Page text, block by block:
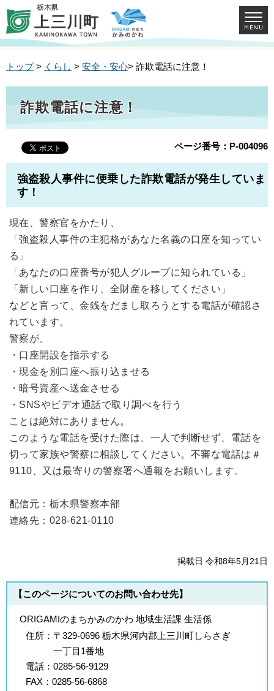
トップ> くらし > 安全・安心> 詐欺電話に注意！
詐欺電話に注意！
ページ番号：P-004096
強盗殺人事件に便乗した詐欺電話が発生していま
す！
現在、警察官をかたり、
「強盗殺人事件の主犯格があなた名義の口座を知ってい
る」
「あなたの口座番号が犯人グループに知られている」
「新しい口座を作り、全財産を移してください」
などと言って、金銭をだまし取ろうとする電話が確認さ
れています。
警察が、
・口座開設を指示する
・現金を別口座へ振り込ませる
・暗号資産へ送金させる
・SNSやビデオ通話で取り調べを行う
ことは絶対にありません。
このような電話を受けた際は、一人で判断せず、電話を
切って家族や警察に相談してください。不審な電話は＃
9110、又は最寄りの警察署へ通報をお願いします。
配信元：栃木県警察本部
連絡先：028-621-0110
掲載日 令和8年5月21日
【このページについてのお問い合わせ先】
ORIGAMIのまちかみのかわ 地域生活課 生活係
住所： 〒329-0696 栃木県河内郡上三川町しらさぎ
一丁目1番地
電話： 0285-56-9129
FAX： 0285-56-6868